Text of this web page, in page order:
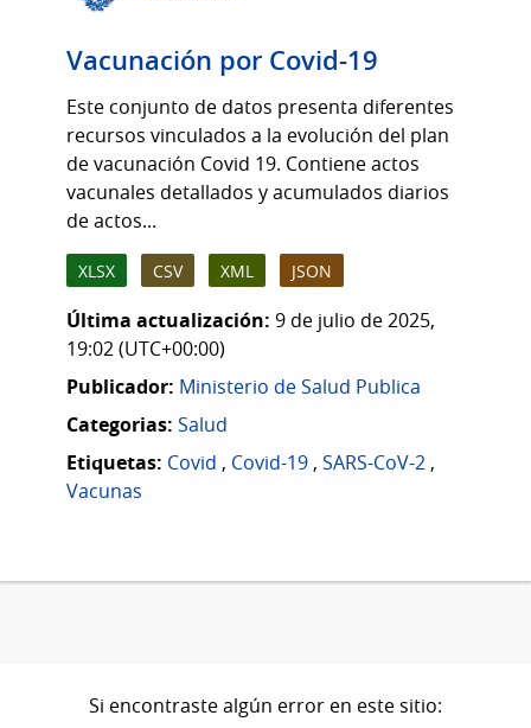
Vacunación por Covid-19
Este conjunto de datos presenta diferentes
recursos vinculados a la evolución del plan
de vacunación Covid 19. Contiene actos
vacunales detallados y acumulados diarios
de actos...
XLSX CSV XML JSON
Última actualización: 9 de julio de 2025,
19:02 (UTC+00:00)
Publicador: Ministerio de Salud Publica
Categorias: Salud
Etiquetas: Covid , Covid-19 , SARS-CoV-2 ,
Vacunas
Si encontraste algún error en este sitio: